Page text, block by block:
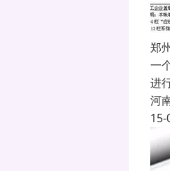
郑
一
进
河
15-